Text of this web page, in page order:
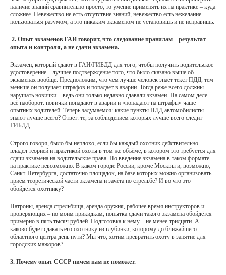
наличие знаний сравнительно просто, то умение применять их на практике – куда
сложнее. Невежество не есть отсутствие знаний, невежество есть нежелание
пользоваться разумом, а это никаким экзаменом не установишь и не исправишь.
2. Опыт экзаменов ГАИ говорит, что следование правилам – результат
опыта и контроля, а не сдачи экзамена.
Экзамен, который сдают в ГАИ/ГИБДД для того, чтобы получить водительское
удостоверение – лучшее подтверждение того, что было сказано выше об
экзаменах вообще. Предположим, что чем лучше человек знает текст ПДД, тем
меньше он получает штрафов и попадает в аварии. Тогда реже всего должны
нарушать новички – ведь они только недавно сдавали экзамен. На самом деле
всё наоборот: новички попадают в аварии и «попадают на штрафы» чаще
опытных водителей. Теперь задумаемся: какие пункты ПДД автомобилисты
знают лучше всего? Ответ: те, за соблюдением которых лучше всего следит
ГИБДД.
Строго говоря, было бы неплохо, если бы каждый охотник действительно
владел теорией и практикой охоты в том же объёме, в котором это требуется для
сдачи экзамена на водительские права. Но введение экзамена в таком формате
на практике невозможно. В каком городе России, кроме Москвы и, возможно,
Санкт-Петербурга, достаточно площадок, на базе которых можно организовать
приём теоретической части экзамена и зачёта по стрельбе? И во что это
обойдётся охотнику?
Патроны, аренда стрельбища, аренда оружия, рабочее время инструкторов и
проверяющих – по моим прикидкам, попытка сдачи такого экзамена обойдётся
примерно в пять тысяч рублей. Подготовка к нему – не менее тридцати. А
каково будет сдавать его охотнику из глубинки, которому до ближайшего
областного центра день пути? Мы что, хотим превратить охоту в занятие для
городских мажоров?
3. Почему опыт СССР ничем нам не поможет.